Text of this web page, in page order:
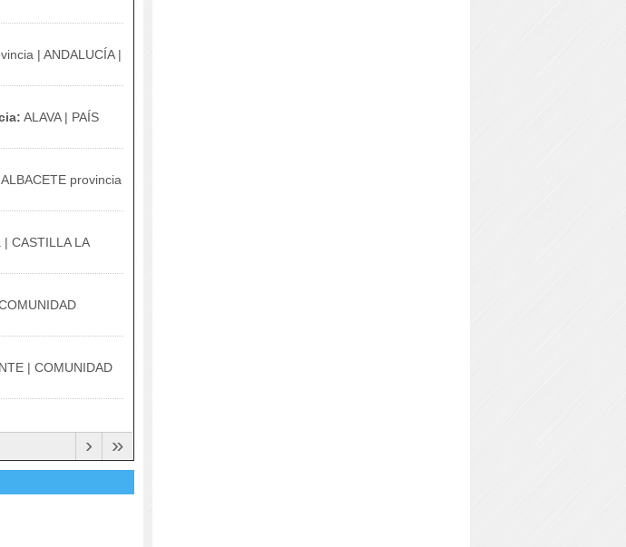
| ANDALUCÍA |
ALAVA | PAÍS
ALBACETE provincia
| CASTILLA LA
| COMUNIDAD
»
›